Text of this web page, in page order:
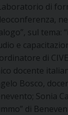
di
sul tema:
e
di
docente
Bosco,
Sonia
di